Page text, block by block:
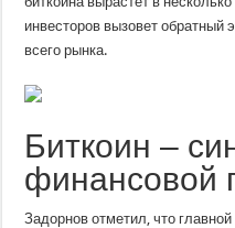
инвесторов вызовет обратный
всего рынка.
Биткоин –
финансовой
Задорнов отметил, что